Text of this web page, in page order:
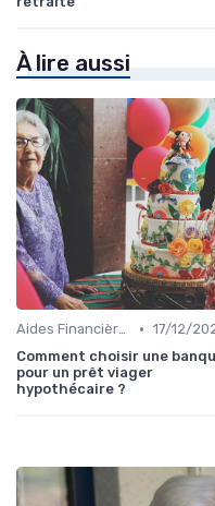
À lire aussi
Aides Financières et Subventions • 17/12/
Comment choisir une
pour un prêt viager
hypothécaire ?